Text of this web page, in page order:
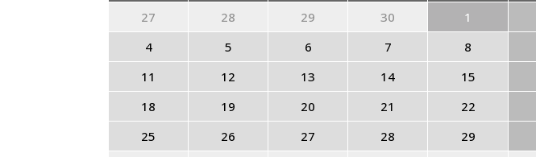
27
28 29 30 1
4
5 6 7 8
11
12 13 14 15
18
19 20 21 22
25
26 27 28 29